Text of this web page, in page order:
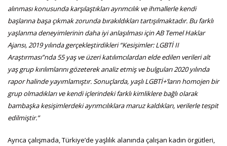
alınması konusunda karşılaştıkları ayrımcılık ve ihmallerle kendi
başlarına başa çıkmak zorunda bırakıldıkları tartışılmaktadır. Bu farklı
yaşlanma deneyimlerinin daha iyi anlaşılması için AB Temel Haklar
Ajansı, 2019 yılında gerçekleştirdikleri “Kesişimler: LGBTİ II
Araştırması”nda 55 yaş ve üzeri katılımcılardan elde edilen verileri alt
yaş grup kırılımlarını gözeterek analiz etmiş ve bulguları 2020 yılında
rapor halinde yayımlamıştır. Sonuçlarda, yaşlı LGBTİ+’ların homojen bir
grup olmadıkları ve kendi içlerindeki farklı kimliklere bağlı olarak
bambaşka kesişimlerdeki ayrımcılıklara maruz kaldıkları, verilerle tespit
edilmiştir.”
Ayrıca çalışmada, Türkiye’de yaşlılık alanında çalışan kadın örgütleri,